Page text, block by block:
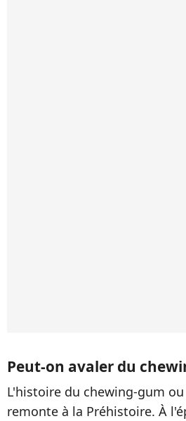
Peut-on avaler du
L'histoire du chewing-gum
remonte à la Préhistoire. À